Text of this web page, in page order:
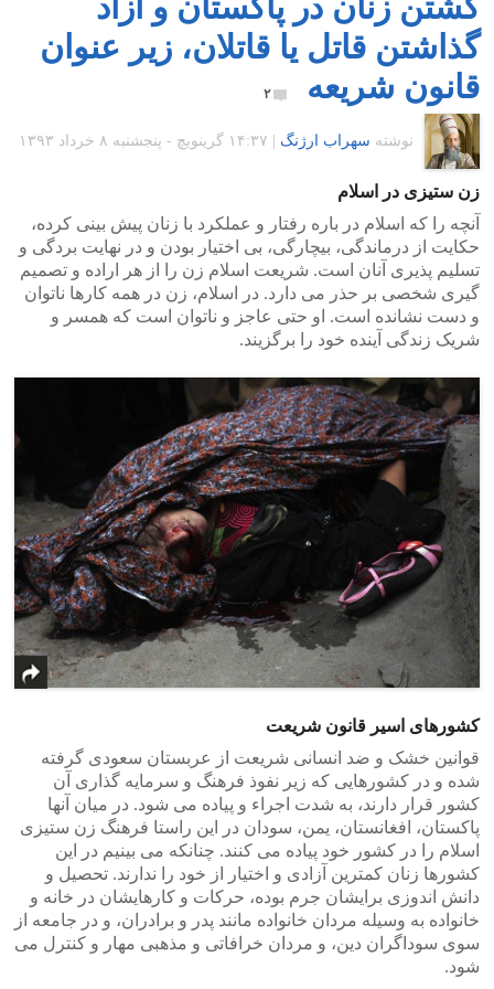
گذاشتن قاتل یا قاتلان، زیر عنوان
قانون شریعه
۲
نوشته سهراب ارژنگ ۱۴:۳۷ گرينويچ - پنجشنبه ۸ خرداد ۱۳۹۳
زن ستیزی در اسلام
آنچه را که اسلام در باره رفتار و عملکرد با زنان پیش بینی کرده،
حکایت از درماندگی، بیچارگی، بی اختیار بودن و در نهایت بردگی و
تسلیم پذیری آنان است. شریعت اسلام زن را از هر اراده و تصمیم
گیری شخصی بر حذر می دارد. در اسلام، زن در همه کارها ناتوان
و دست نشانده است. او حتی عاجز و ناتوان است که همسر و
شریک زندگی آینده خود را برگزیند.
کشورهای اسیر قانون شریعت
قوانین خشک و ضد انسانی شریعت از عربستان سعودی گرفته
شده و در کشورهایی که زیر نفوذ فرهنگ و سرمایه گذاری آن
کشور قرار دارند، به شدت اجراء و پیاده می شود. در میان آنها
پاکستان، افغانستان، یمن، سودان در این راستا فرهنگ زن ستیزی
اسلام را در کشور خود پیاده می کنند. چنانکه می بینیم در این
کشورها زنان کمترین آزادی و اختیار از خود را ندارند. تحصیل و
دانش اندوزی برایشان جرم بوده، حرکات و کارهایشان در خانه و
خانواده به وسیله مردان خانواده مانند پدر و برادران، و در جامعه از
سوی سوداگران دین، و مردان خرافاتی و مذهبی مهار و کنترل می
شود.